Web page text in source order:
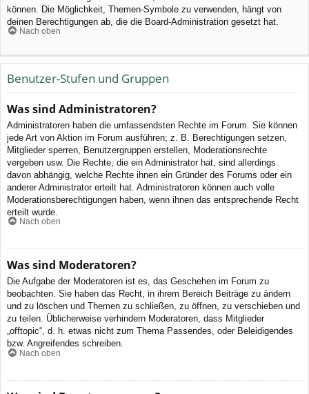
können. Die Möglichkeit, Themen-Symbole zu verwenden, hängt von
deinen Berechtigungen ab, die die Board-Administration gesetzt hat.
Nach oben
Benutzer-Stufen und Gruppen
Was sind Administratoren?
Administratoren haben die umfassendsten Rechte im Forum. Sie können
jede Art von Aktion im Forum ausführen; z. B. Berechtigungen setzen,
Mitglieder sperren, Benutzergruppen erstellen, Moderationsrechte
vergeben usw. Die Rechte, die ein Administrator hat, sind allerdings
davon abhängig, welche Rechte ihnen ein Gründer des Forums oder ein
anderer Administrator erteilt hat. Administratoren können auch volle
Moderationsberechtigungen haben, wenn ihnen das entsprechende Recht
erteilt wurde.
Nach oben
Was sind Moderatoren?
Die Aufgabe der Moderatoren ist es, das Geschehen im Forum zu
beobachten. Sie haben das Recht, in ihrem Bereich Beiträge zu ändern
und zu löschen und Themen zu schließen, zu öffnen, zu verschieben und
zu teilen. Üblicherweise verhindern Moderatoren, dass Mitglieder
„offtopic“, d. h. etwas nicht zum Thema Passendes, oder Beleidigendes
bzw. Angreifendes schreiben.
Nach oben